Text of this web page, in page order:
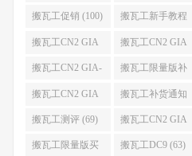
(106) 案 (106)
搬瓦工促销 (100) 搬瓦工新手教程
(98)
搬瓦工CN2 GIA
便宜方案 (92)
搬瓦工CN2 GIA
限量版 (90)
搬瓦工CN2 GIA-
E限量版 (84)
搬瓦工限量版补
货 (84)
搬瓦工CN2 GIA
优惠 (82)
搬瓦工补货通知
QQ群 (76)
搬瓦工测评 (69) 搬瓦工CN2 GIA
限量版补货 (67)
搬瓦工限量版买 搬瓦工DC9 (63)